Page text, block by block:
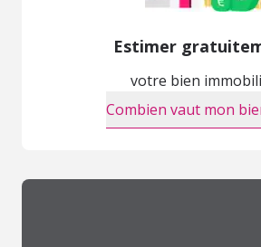
Estimer
votre bien
Combien vaut mon